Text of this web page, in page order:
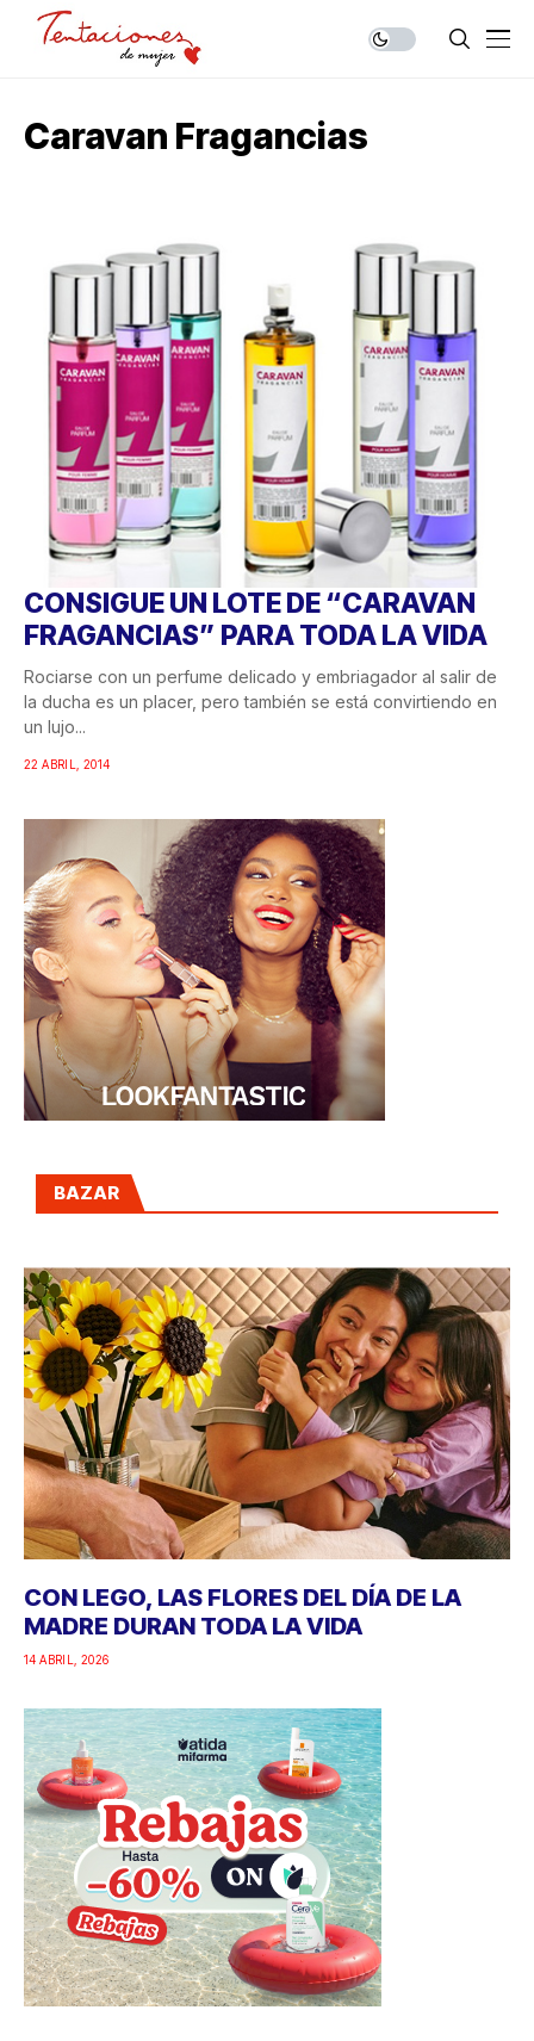
Caravan Fragancias
CONSIGUE UN LOTE DE “CARAVAN
FRAGANCIAS” PARA TODA LA VIDA
Rociarse con un perfume delicado y embriagador al salir de
la ducha es un placer, pero también se está convirtiendo en
un lujo...
22 ABRIL, 2014
BAZAR
CON LEGO, LAS FLORES DEL DÍA DE LA
MADRE DURAN TODA LA VIDA
14 ABRIL, 2026